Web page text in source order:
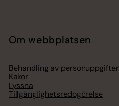
Om webbplatsen
Behandling av personuppgifter
Kakor
Lyssna
Tillgänglighetsredogörelse